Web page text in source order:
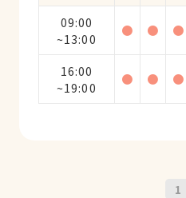
09:00
~13:00
● ● ●
16:00
~19:00
● ● ●
1